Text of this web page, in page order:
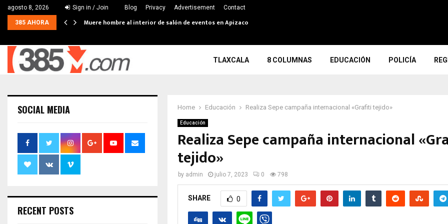
agosto 8, 2026 Sign in / Join Blog Privacy Advertisement Contact
385 AHORA Muere hombre al interior de salón de eventos en Apizaco
TLAXCALA 8 COLUMNAS EDUCACIÓN POLICÍA
Home Educación Realiza Sepe campaña internacional «Grafiti tejido»
Educación
Realiza Sepe campaña internacional
tejido»
by admin julio 7, 2023 0 798
SHARE 0
SOCIAL MEDIA
RECENT POSTS